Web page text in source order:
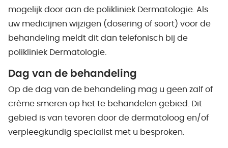
mogelijk door aan de polikliniek Dermatologie. Als
uw medicijnen wijzigen (dosering of soort) voor de
behandeling meldt dit dan telefonisch bij de
polikliniek Dermatologie.
Dag van de behandeling
Op de dag van de behandeling mag u geen zalf of
crème smeren op het te behandelen gebied. Dit
gebied is van tevoren door de dermatoloog en/of
verpleegkundig specialist met u besproken.